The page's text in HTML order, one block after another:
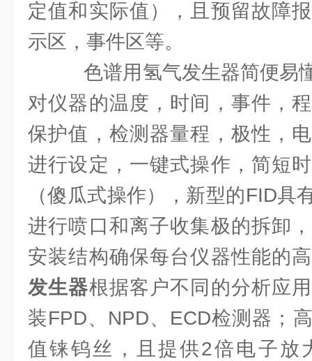
定值和实际值），且预留故障
示区，事件区等。
色谱用氢气发生器简便易
对仪器的温度，时间，事件，
保护值，检测器量程，极性，
进行设定，一键式操作，简短
（傻瓜式操作），新型的FID具
进行喷口和离子收集极的拆卸
安装结构确保每台仪器性能的
发生器根据客户不同的分析应
装FPD、NPD、ECD检测器；
值铼钨丝，且提供2倍电子放